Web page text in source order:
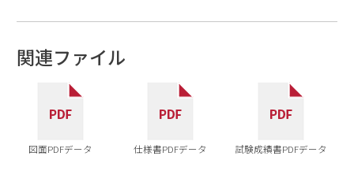
関連ファイル
図面PDFデータ 仕様書PDFデータ 試験成績書PDFデータ